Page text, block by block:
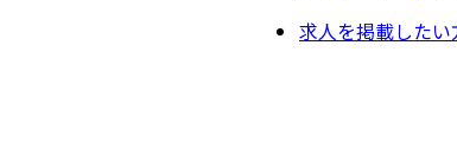
求人を掲載したい